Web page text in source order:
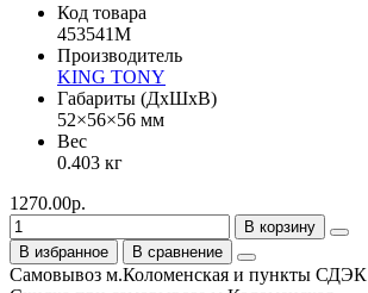
Код товара
453541M
Производитель
KING TONY
Габариты (ДхШхВ)
52×56×56 мм
Вес
0.403 кг
1270.00р.
В корзину
В избранное
В сравнение
Самовывоз м.Коломенская и пункты СДЭК